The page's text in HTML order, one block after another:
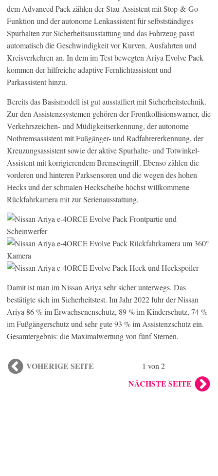
dem Advanced Pack zählen der Stau-Assistent mit Stop-&-Go-
Funktion und der autonome Lenkassistent für selbstständiges
Spurhalten zur Sicherheitsausstattung und das Fahrzeug passt
automatisch die Geschwindigkeit vor Kurven, Ausfahrten und
Kreisverkehren an. In dem im Test bewegten Ariya Evolve Pack
kommen der hilfreiche adaptive Fernlichtassistent und
Parkassistent hinzu.
Bereits das Basismodell ist gut ausstaffiert mit Sicherheitstechnik.
Zur den Assistenzsystemen gehören der Frontkollisionswarner, die
Verkehrszeichen- und Müdigkeitserkennung, der autonome
Notbremsassistent mit Fußgänger- und Radfahrererkennung, der
Kreuzungsassistent sowie der aktive Spurhalte- und Totwinkel-
Assistent mit korrigierendem Bremseingriff. Ebenso zählen die
vorderen und hinteren Parksensoren und die wegen des hohen
Hecks und der schmalen Heckscheibe höchst willkommene
Rückfahrkamera mit zur Serienausstattung.
Damit ist man im Nissan Ariya sehr sicher unterwegs. Das
bestätigte sich im Sicherheitstest. Im Jahr 2022 fuhr der Nissan
Ariya 86 % im Erwachsenenschutz, 89 % im Kinderschutz, 74 %
im Fußgängerschutz und sehr gute 93 % im Assistenzschutz ein.
Gesamtergebnis: die Maximalwertung von fünf Sternen.
VOHERIGE SEITE 1 von 2
NÄCHSTE SEITE